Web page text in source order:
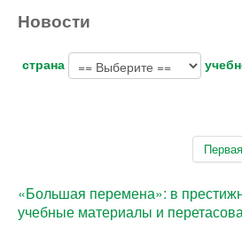
Новости
страна
Первая
«Большая перемена»: в
учебные материалы и